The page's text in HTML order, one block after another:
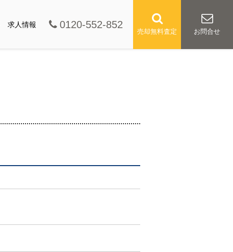
求人情報 0120-552-852
売却無料査定 お問合せ